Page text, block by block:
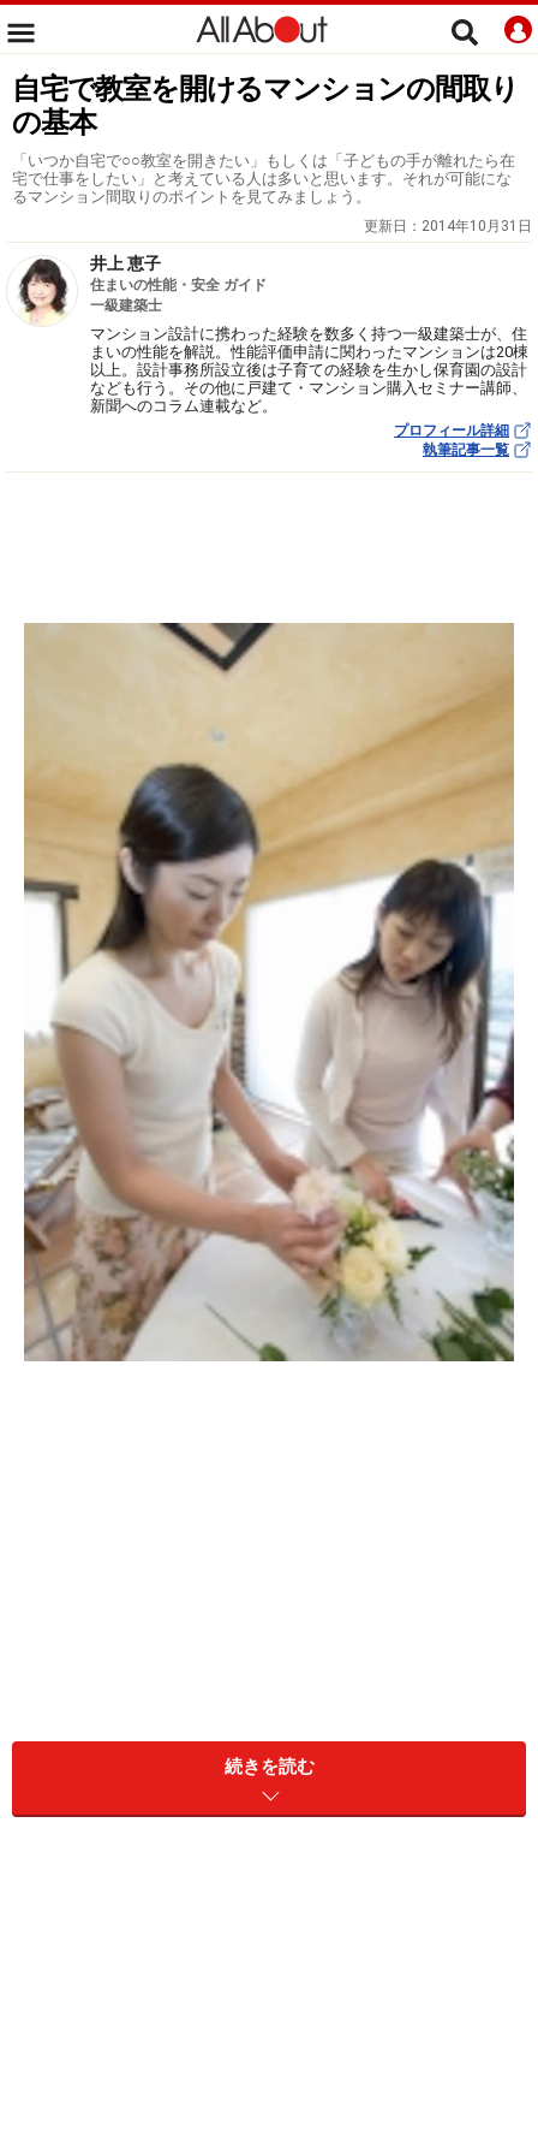
自宅で教室を開けるマンションの間取り
の基本
「いつか自宅で○○教室を開きたい」もしくは「子どもの手が離れたら在
宅で仕事をしたい」と考えている人は多いと思います。それが可能にな
るマンション間取りのポイントを見てみましょう。
更新日： 2014年10月31日
井上 恵子
住まいの性能・安全 ガイド
一級建築士
マンション設計に携わった経験を数多く持つ一級建築士が、住
まいの性能を解説。性能評価申請に関わったマンションは20棟
以上。設計事務所設立後は子育ての経験を生かし保育園の設計
なども行う。その他に戸建て・マンション購入セミナー講師、
新聞へのコラム連載など。
プロフィール詳細
執筆記事一覧
いつか自宅の一角で教室を開いたり、在宅ワーク
（SOHO）をしたいと思っている方は多いのではないで
続きを読む